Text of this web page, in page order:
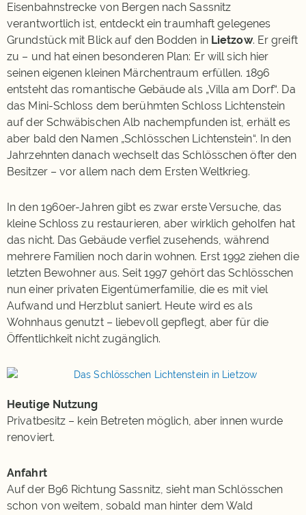
Eisenbahnstrecke von Bergen nach Sassnitz
verantwortlich ist, entdeckt ein traumhaft gelegenes
Grundstück mit Blick auf den Bodden in Lietzow. Er greift
zu – und hat einen besonderen Plan: Er will sich hier
seinen eigenen kleinen Märchentraum erfüllen. 1896
entsteht das romantische Gebäude als „Villa am Dorf“. Da
das Mini-Schloss dem berühmten Schloss Lichtenstein
auf der Schwäbischen Alb nachempfunden ist, erhält es
aber bald den Namen „Schlösschen Lichtenstein“. In den
Jahrzehnten danach wechselt das Schlösschen öfter den
Besitzer – vor allem nach dem Ersten Weltkrieg.
In den 1960er-Jahren gibt es zwar erste Versuche, das
kleine Schloss zu restaurieren, aber wirklich geholfen hat
das nicht. Das Gebäude verfiel zusehends, während
mehrere Familien noch darin wohnen. Erst 1992 ziehen die
letzten Bewohner aus. Seit 1997 gehört das Schlösschen
nun einer privaten Eigentümerfamilie, die es mit viel
Aufwand und Herzblut saniert. Heute wird es als
Wohnhaus genutzt – liebevoll gepflegt, aber für die
Öffentlichkeit nicht zugänglich.
Heutige Nutzung
Privatbesitz – kein Betreten möglich, aber innen wurde
renoviert.
Anfahrt
Auf der B96 Richtung Sassnitz, sieht man Schlösschen
schon von weitem, sobald man hinter dem Wald